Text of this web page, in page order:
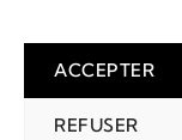
ACCEPTER
REFUSER
2026 ©